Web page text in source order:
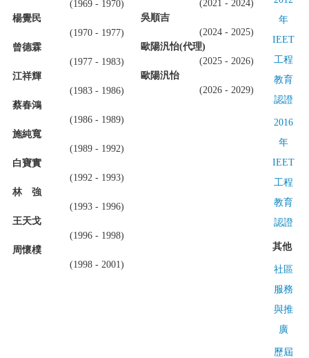
(1969 - 1970)
楊覺民
(1970 - 1977)
曾德霖
(1977 - 1983)
江祥輝
(1983 - 1986)
蔡春鴻
(1986 - 1989)
施純寬
(1989 - 1992)
白寶實
(1992 - 1993)
林 強
(1993 - 1996)
王天戈
(1996 - 1998)
周懷樸
(1998 - 2001)
(2021 - 2024)
吳順吉
(2024 - 2025)
歐陽汎怡(代理)
(2025 - 2026)
歐陽汎怡
(2026 - 2029)
年
IEET
工程
教育
認證
2016
年
IEET
工程
教育
認證
其他
社區
服務
與推
廣
歷屆